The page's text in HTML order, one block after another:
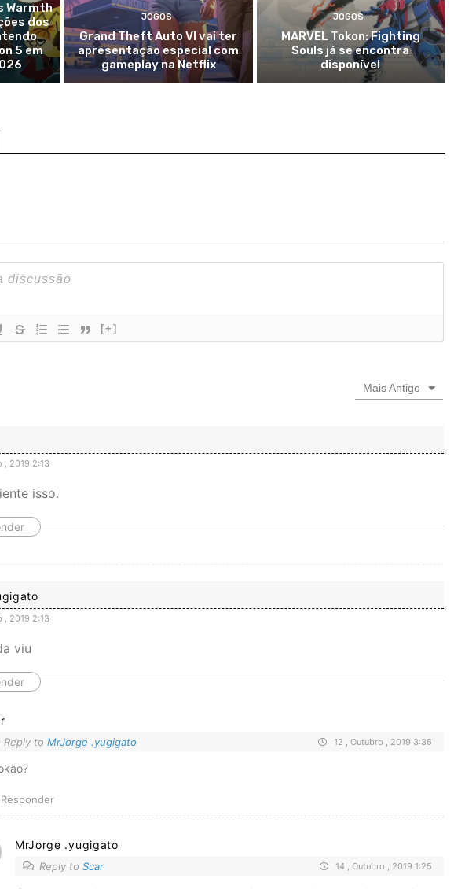
Warmth
dos
5 em
JOGOS
Grand Theft Auto VI vai ter
apresentação especial com
gameplay na Netflix
JOGOS
MARVEL Tokon: Fighting
Souls já se encontra
disponível
[+]
Mais Antigo
, 2019 2:13
isso.
, 2019 2:13
viu
Reply to MrJorge .yugigato 12 , Outubro , 2019 3:36
Responder
MrJorge .yugigato
Reply to Scar 14 , Outubro , 2019 1:25